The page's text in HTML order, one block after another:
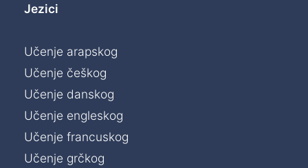
Jezici
Učenje arapskog
Učenje češkog
Učenje danskog
Učenje engleskog
Učenje francuskog
Učenje grčkog